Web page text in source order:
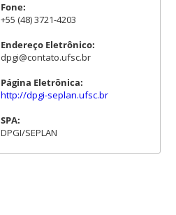
Fone:
+55 (48) 3721-4203
Endereço Eletrônico:
dpgi@contato.ufsc.br
Página Eletrônica:
http://dpgi-seplan.ufsc.br
SPA:
DPGI/SEPLAN